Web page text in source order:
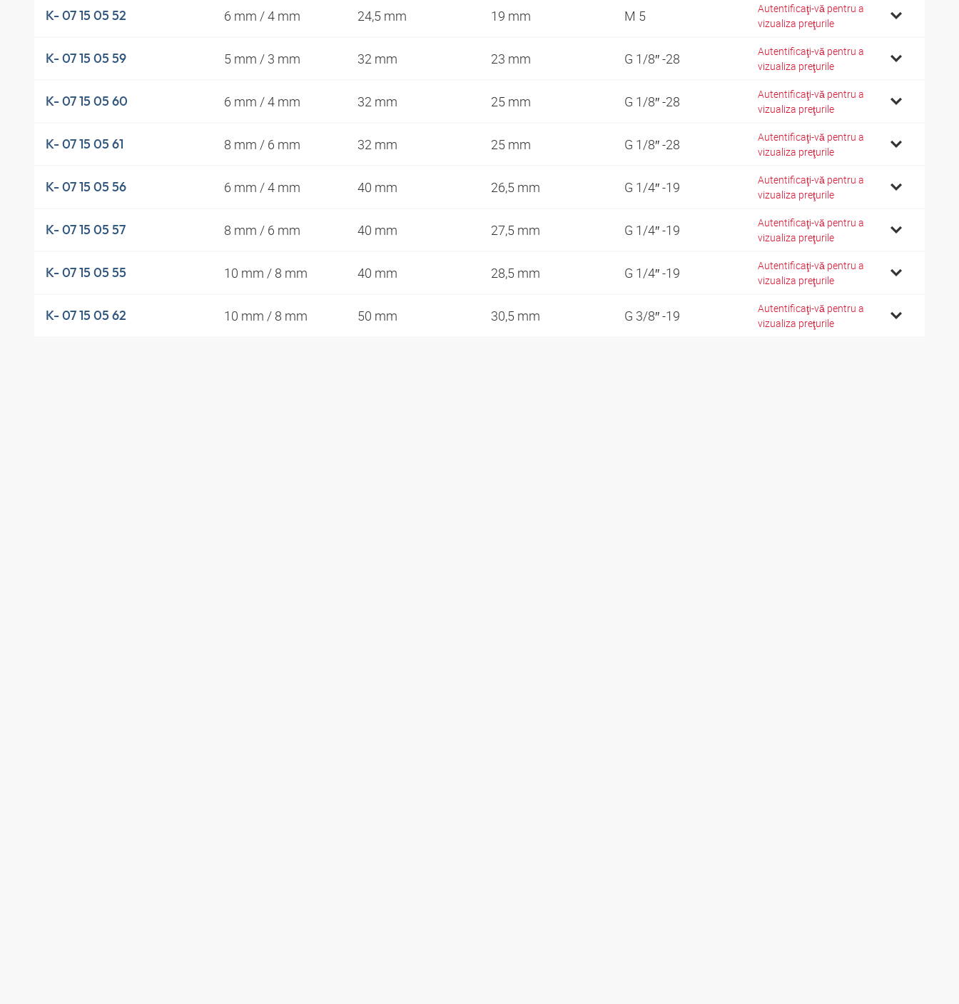
K- 07 15 05 52 6 mm / 4 mm 24,5 mm 19 mm M 5
Autentificaţi-vă pentru a
vizualiza preţurile
K- 07 15 05 59 5 mm / 3 mm 32 mm 23 mm G 1/8″ -28
Autentificaţi-vă pentru a
vizualiza preţurile
K- 07 15 05 60 6 mm / 4 mm 32 mm 25 mm G 1/8″ -28
Autentificaţi-vă pentru a
vizualiza preţurile
K- 07 15 05 61 8 mm / 6 mm 32 mm 25 mm G 1/8″ -28
Autentificaţi-vă pentru a
vizualiza preţurile
K- 07 15 05 56 6 mm / 4 mm 40 mm 26,5 mm G 1/4″ -19
Autentificaţi-vă pentru a
vizualiza preţurile
K- 07 15 05 57 8 mm / 6 mm 40 mm 27,5 mm G 1/4″ -19
Autentificaţi-vă pentru a
vizualiza preţurile
K- 07 15 05 55 10 mm / 8 mm 40 mm 28,5 mm G 1/4″ -19
Autentificaţi-vă pentru a
vizualiza preţurile
K- 07 15 05 62 10 mm / 8 mm 50 mm 30,5 mm G 3/8″ -19
Autentificaţi-vă pentru a
vizualiza preţurile